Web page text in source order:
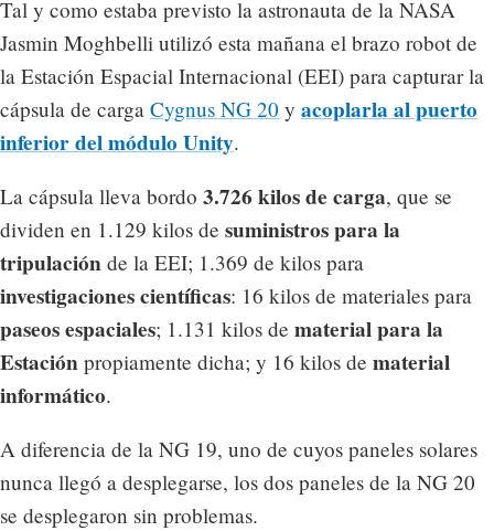
Tal y como estaba previsto la astronauta de la NASA
Jasmin Moghbelli utilizó esta mañana el brazo robot de
la Estación Espacial Internacional (EEI) para capturar la
cápsula de carga Cygnus NG 20 y acoplarla al puerto
inferior del módulo Unity.
La cápsula lleva bordo 3.726 kilos de carga, que se
dividen en 1.129 kilos de suministros para la
tripulación de la EEI; 1.369 de kilos para
investigaciones científicas: 16 kilos de materiales para
paseos espaciales; 1.131 kilos de material para la
Estación propiamente dicha; y 16 kilos de material
informático.
A diferencia de la NG 19, uno de cuyos paneles solares
nunca llegó a desplegarse, los dos paneles de la NG 20
se desplegaron sin problemas.